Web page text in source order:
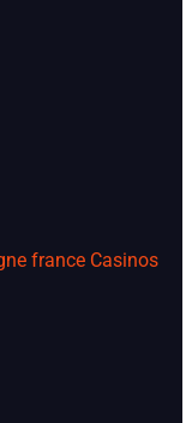
france Casinos